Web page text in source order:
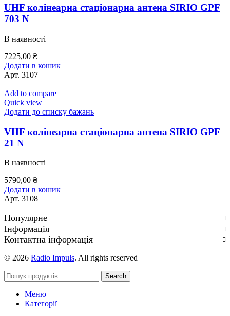
UHF колінеарна стаціонарна антена SIRIO GPF
703 N
В наявності
7225,00 ₴
Додати в кошик
Арт. 3107
Add to compare
Quick view
Додати до списку бажань
VHF колінеарна стаціонарна антена SIRIO GPF
21 N
В наявності
5790,00 ₴
Додати в кошик
Арт. 3108
Популярне
Інформація
Контактна інформація
© 2026 Radio Impuls. All rights reserved
Search
Меню
Категорії